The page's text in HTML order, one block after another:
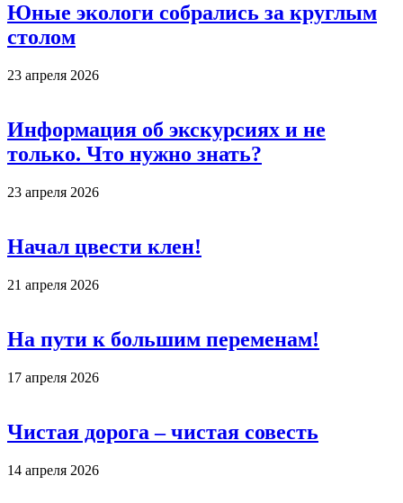
Юные экологи собрались за круглым
столом
23 апреля 2026
Информация об экскурсиях и не
только. Что нужно знать?
23 апреля 2026
Начал цвести клен!
21 апреля 2026
На пути к большим переменам!
17 апреля 2026
Чистая дорога – чистая совесть
14 апреля 2026